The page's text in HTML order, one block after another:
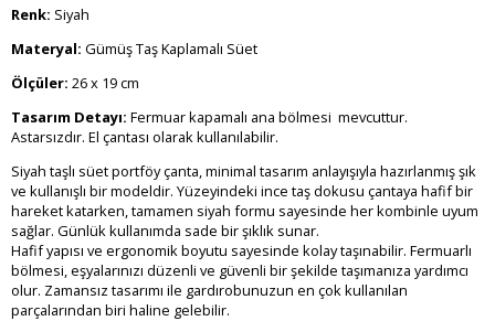
Renk: Siyah
Materyal: Gümüş Taş Kaplamalı Süet
Ölçüler: 26 x 19 cm
Tasarım Detayı: Fermuar kapamalı ana bölmesi mevcuttur.
Astarsızdır. El çantası olarak kullanılabilir.
Siyah taşlı süet portföy çanta, minimal tasarım anlayışıyla hazırlanmış şık
ve kullanışlı bir modeldir. Yüzeyindeki ince taş dokusu çantaya hafif bir
hareket katarken, tamamen siyah formu sayesinde her kombinle uyum
sağlar. Günlük kullanımda sade bir şıklık sunar.
Hafif yapısı ve ergonomik boyutu sayesinde kolay taşınabilir. Fermuarlı
bölmesi, eşyalarınızı düzenli ve güvenli bir şekilde taşımanıza yardımcı
olur. Zamansız tasarımı ile gardırobunuzun en çok kullanılan
parçalarından biri haline gelebilir.